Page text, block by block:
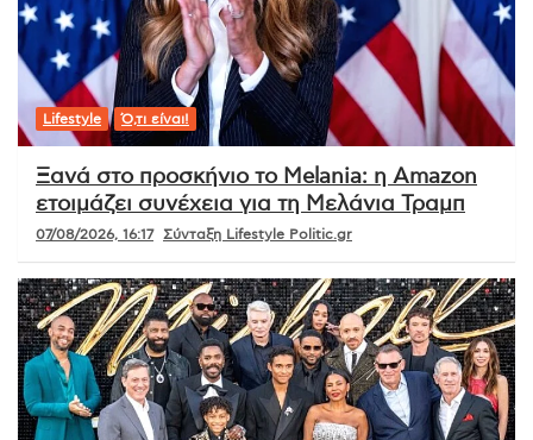
Lifestyle Ό,τι είναι!
Ξανά στο προσκήνιο το Melania: η Amazon
ετοιμάζει συνέχεια για τη Μελάνια Τραμπ
07/08/2026, 16:17 Σύνταξη Lifestyle Politic.gr